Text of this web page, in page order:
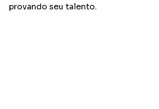
provando seu talento.